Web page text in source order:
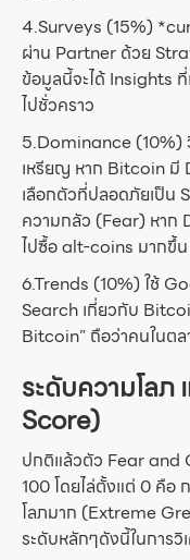
4.Surveys (15%)
ผ่าน Partner ด้วย
ข้อมูลนี้จะได้ Insights
ไปชั่วคราว
5.Dominance (10%)
เหรียญ หาก Bitcoin มี
เลือกตัวที่ปลอดภัยเป็น
ความกลัว (Fear) หาก
ไปซื้อ alt-coins มากขึ้
6.Trends (10%) ใช้
Search เกี่ยวกับ
Bitcoin” ถือว่าคนในต
ระดับความโลภ
Score)
ปกติแล้วตัว Fear and
100 โดยไล่ตั้งแต่ 0 คือ
โลภมาก (Extreme
ระดับหลักๆดังนี้ในการ